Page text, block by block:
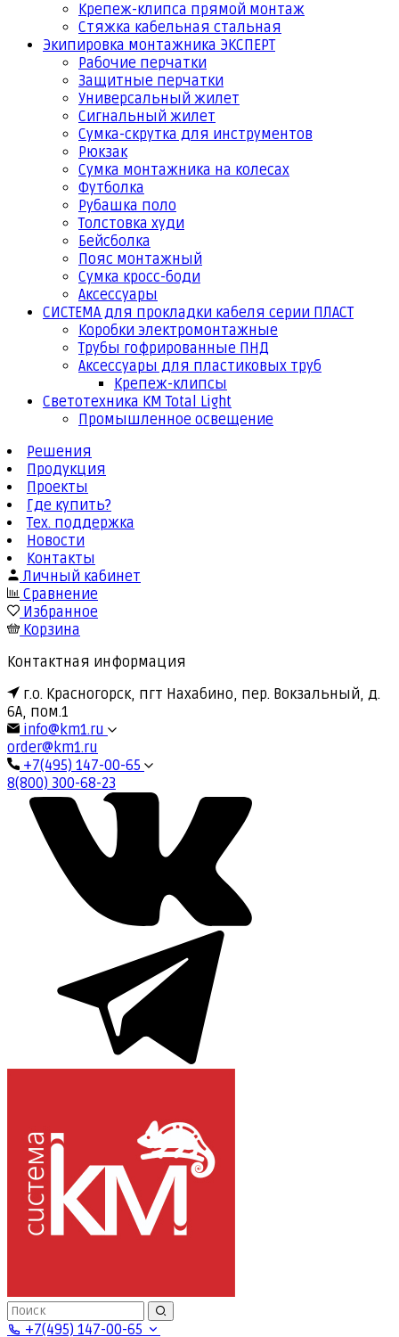
Крепеж-клипса прямой монтаж
Стяжка кабельная стальная
Экипировка монтажника ЭКСПЕРТ
Рабочие перчатки
Защитные перчатки
Универсальный жилет
Сигнальный жилет
Сумка-скрутка для инструментов
Рюкзак
Сумка монтажника на колесах
Футболка
Рубашка поло
Толстовка худи
Бейсболка
Пояс монтажный
Сумка кросс-боди
Аксессуары
СИСТЕМА для прокладки кабеля серии ПЛАСТ
Коробки электромонтажные
Трубы гофрированные ПНД
Аксессуары для пластиковых труб
Крепеж-клипсы
Светотехника КМ Total Light
Промышленное освещение
Решения
Продукция
Проекты
Где купить?
Тех. поддержка
Новости
Контакты
Личный кабинет
Сравнение
Избранное
Корзина
Контактная информация
г.о. Красногорск, пгт Нахабино, пер. Вокзальный, д.
6А, пом.1
info@km1.ru
order@km1.ru
+7(495) 147-00-65
8(800) 300-68-23
+7(495) 147-00-65